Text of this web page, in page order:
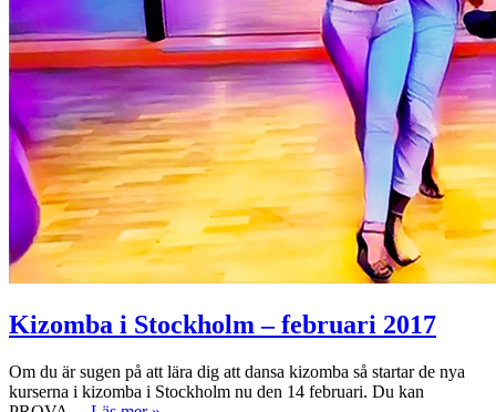
Kizomba i Stockholm – februari 2017
Om du är sugen på att lära dig att dansa kizomba så startar de nya
kurserna i kizomba i Stockholm nu den 14 februari. Du kan